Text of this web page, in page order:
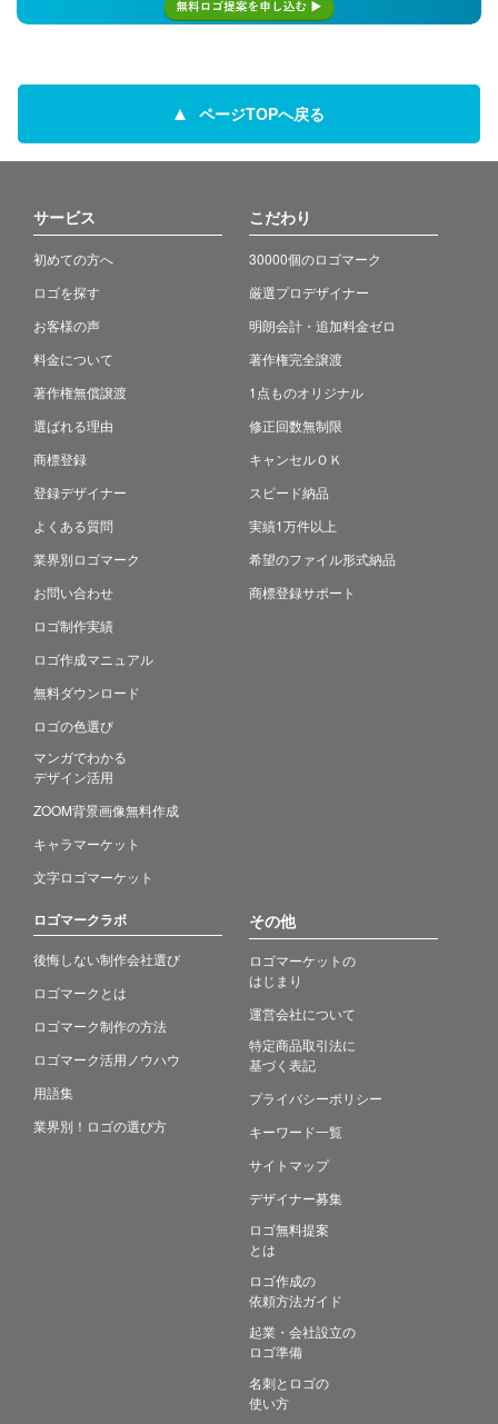
ページTOPへ戻る
サービス
初めての方へ
ロゴを探す
お客様の声
料金について
著作権無償譲渡
選ばれる理由
商標登録
登録デザイナー
よくある質問
業界別ロゴマーク
お問い合わせ
ロゴ制作実績
ロゴ作成マニュアル
無料ダウンロード
ロゴの色選び
マンガでわかる
デザイン活用
ZOOM背景画像無料作成
キャラマーケット
文字ロゴマーケット
こだわり
30000個のロゴマーク
厳選プロデザイナー
明朗会計・追加料金ゼロ
著作権完全譲渡
1点ものオリジナル
修正回数無制限
キャンセルＯＫ
スピード納品
実績1万件以上
希望のファイル形式納品
商標登録サポート
ロゴマークラボ
後悔しない制作会社選び
ロゴマークとは
ロゴマーク制作の方法
ロゴマーク活用ノウハウ
用語集
業界別！ロゴの選び方
その他
ロゴマーケットの
はじまり
運営会社について
特定商品取引法に
基づく表記
プライバシーポリシー
キーワード一覧
サイトマップ
デザイナー募集
ロゴ無料提案
とは
ロゴ作成の
依頼方法ガイド
起業・会社設立の
ロゴ準備
名刺とロゴの
使い方